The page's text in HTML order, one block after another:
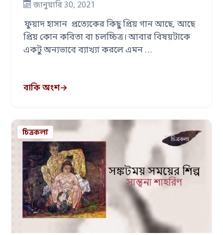
জানুয়ারি 30, 2021
ফুয়াদ হাসান প্রত্যেকের কিছু প্রিয় গান আছে, আছে
প্রিয় কোন কবিতা বা চলচ্চিত্র। আবার বিষয়টাকে
একটু অন্যভাবে ব্যাখ্যা করলে এমন …
বাকি অংশ→
চিত্রকলা